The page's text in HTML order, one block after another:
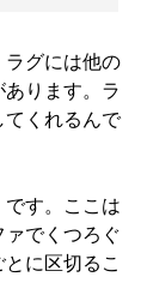
ラグには他の
ります。ラ
てくれるんで
す。ここは
ァでくつろぐ
に区切るこ